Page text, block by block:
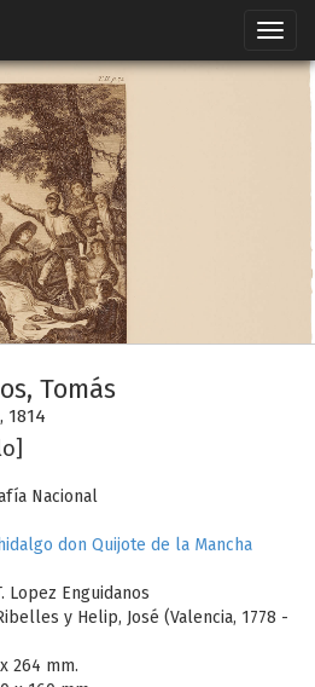
Tomás
1814
Nacional
don Quijote de la Mancha
Lopez Enguidanos
y Helip, José (Valencia, 1778 -
264 mm.